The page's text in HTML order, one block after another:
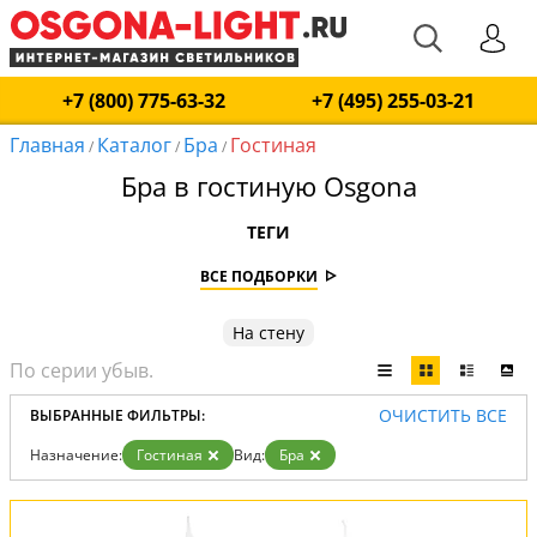
+7 (800) 775-63-32
+7 (495) 255-03-21
Главная / Каталог/ Бра / Гостиная
Бра в гостиную Osgona
ТЕГИ
ВСЕ ПОДБОРКИ
На стену
ВЫБРАННЫЕ ФИЛЬТРЫ: ОЧИСТИТЬ ВСЕ
Назначение: Гостиная Вид: Бра